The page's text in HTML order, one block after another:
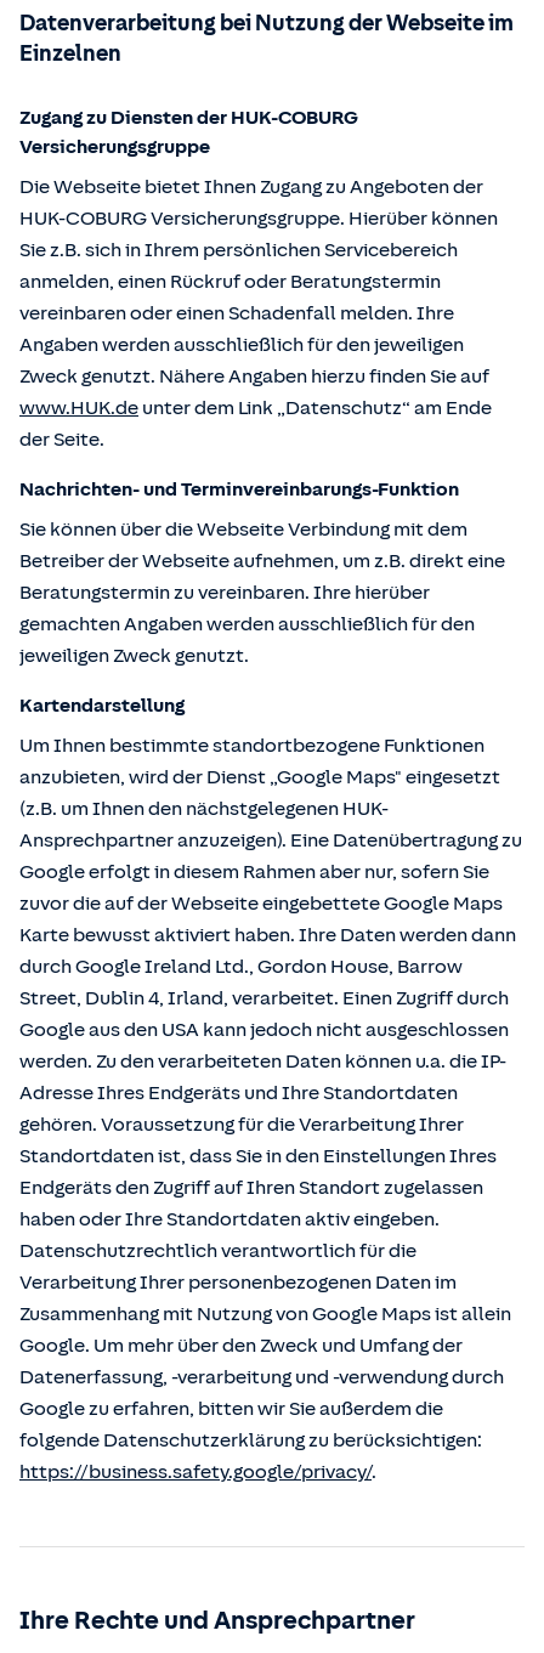
Datenverarbeitung bei Nutzung der Webseite im
Einzelnen
Zugang zu Diensten der HUK-COBURG
Versicherungsgruppe
Die Webseite bietet Ihnen Zugang zu Angeboten der
HUK-COBURG Versicherungsgruppe. Hierüber können
Sie z.B. sich in Ihrem persönlichen Servicebereich
anmelden, einen Rückruf oder Beratungstermin
vereinbaren oder einen Schadenfall melden. Ihre
Angaben werden ausschließlich für den jeweiligen
Zweck genutzt. Nähere Angaben hierzu finden Sie auf
www.HUK.de unter dem Link „Datenschutz“ am Ende
der Seite.
Nachrichten- und Terminvereinbarungs-Funktion
Sie können über die Webseite Verbindung mit dem
Betreiber der Webseite aufnehmen, um z.B. direkt eine
Beratungstermin zu vereinbaren. Ihre hierüber
gemachten Angaben werden ausschließlich für den
jeweiligen Zweck genutzt.
Kartendarstellung
Um Ihnen bestimmte standortbezogene Funktionen
anzubieten, wird der Dienst „Google Maps" eingesetzt
(z.B. um Ihnen den nächstgelegenen HUK-
Ansprechpartner anzuzeigen). Eine Datenübertragung zu
Google erfolgt in diesem Rahmen aber nur, sofern Sie
zuvor die auf der Webseite eingebettete Google Maps
Karte bewusst aktiviert haben. Ihre Daten werden dann
durch Google Ireland Ltd., Gordon House, Barrow
Street, Dublin 4, Irland, verarbeitet. Einen Zugriff durch
Google aus den USA kann jedoch nicht ausgeschlossen
werden. Zu den verarbeiteten Daten können u.a. die IP-
Adresse Ihres Endgeräts und Ihre Standortdaten
gehören. Voraussetzung für die Verarbeitung Ihrer
Standortdaten ist, dass Sie in den Einstellungen Ihres
Endgeräts den Zugriff auf Ihren Standort zugelassen
haben oder Ihre Standortdaten aktiv eingeben.
Datenschutzrechtlich verantwortlich für die
Verarbeitung Ihrer personenbezogenen Daten im
Zusammenhang mit Nutzung von Google Maps ist allein
Google. Um mehr über den Zweck und Umfang der
Datenerfassung, -verarbeitung und -verwendung durch
Google zu erfahren, bitten wir Sie außerdem die
folgende Datenschutzerklärung zu berücksichtigen:
https://business.safety.google/privacy/.
Ihre Rechte und Ansprechpartner